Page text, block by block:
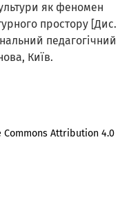
як феномен
простору [Дис.
педагогічний
Київ.
Commons Attribution 4.0